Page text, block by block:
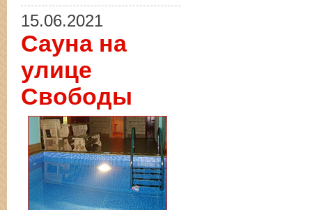
15.06.2021
Сауна на
улице
Свободы